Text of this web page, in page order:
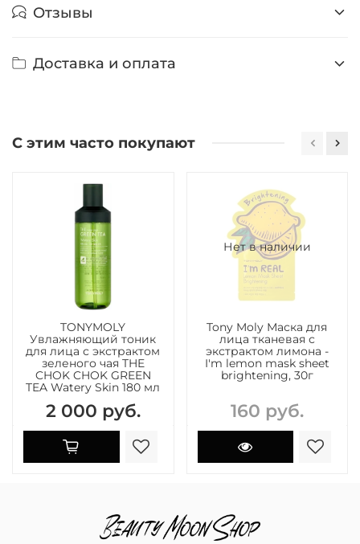
Отзывы
Доставка и оплата
С этим часто покупают
TONYMOLY
Увлажняющий тоник
для лица с экстрактом
зеленого чая THE
CHOK CHOK GREEN
TEA Watery Skin 180 мл
2 000 руб.
Нет в наличии
Tony Moly Маска для
лица тканевая с
экстрактом лимона -
I'm lemon mask sheet
brightening, 30г
160 руб.